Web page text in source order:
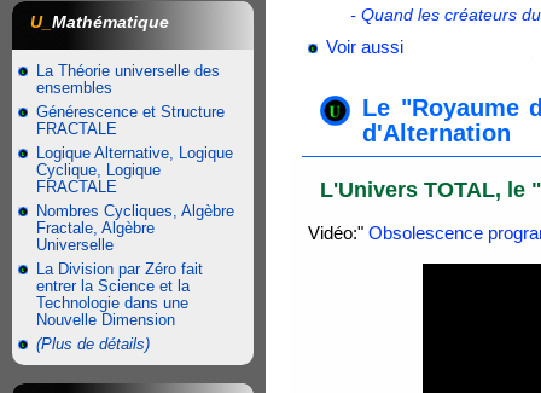
U_ Mathématique
La Théorie universelle des
ensembles
Générescence et Structure
FRACTALE
Logique Alternative, Logique
Cyclique, Logique
FRACTALE
Nombres Cycliques, Algèbre
Fractale, Algèbre
Universelle
La Division par Zéro fait
entrer la Science et la
Technologie dans une
Nouvelle Dimension
(Plus de détails)
- Quand les créateurs
Voir aussi
Le "Royaume
d'Alternation
L'Univers TOTAL, le
Vidéo:" Obsolescence